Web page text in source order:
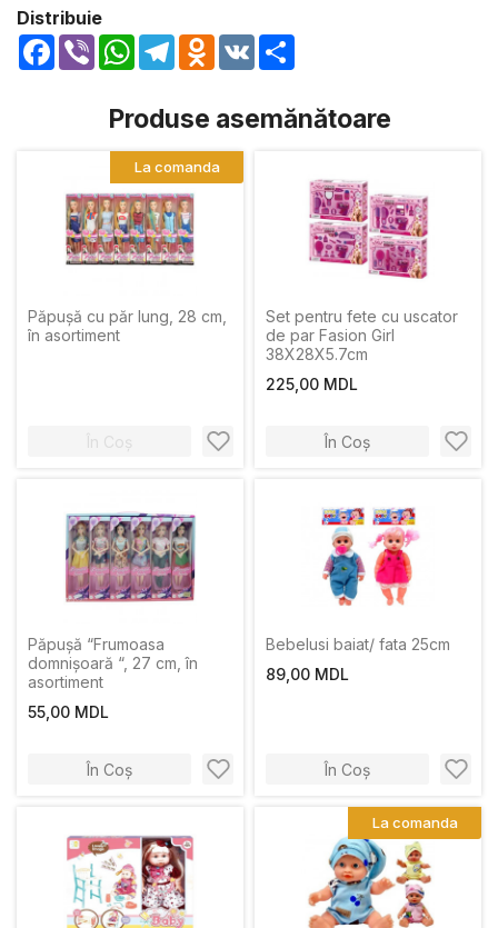
Distribuie
Facebook
Viber WhatsApp
TelegramOdnoklassniki
VK
Produse asemănătoare
Păpușă cu păr lung, 28 cm,
în asortiment
În Coș
La comanda
Set pentru fete cu uscator
de par Fasion Girl
38X28X5.7cm
225,00 MDL
În Coș
Păpușă “Frumoasa
domnișoară “, 27 cm, în
asortiment
55,00 MDL
În Coș
Bebelusi baiat/ fata 25cm
89,00 MDL
În Coș
La comanda